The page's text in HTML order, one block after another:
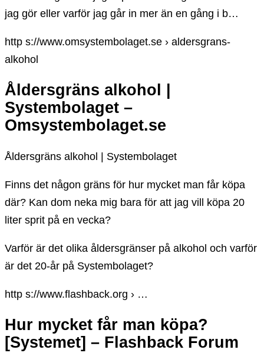
jag gör eller varför jag går in mer än en gång i b…
http s://www.omsystembolaget.se › aldersgrans-
alkohol
Åldersgräns alkohol |
Systembolaget –
Omsystembolaget.se
Åldersgräns alkohol | Systembolaget
Finns det någon gräns för hur mycket man får köpa
där? Kan dom neka mig bara för att jag vill köpa 20
liter sprit på en vecka?
Varför är det olika åldersgränser på alkohol och varför
är det 20-år på Systembolaget?
http s://www.flashback.org › …
Hur mycket får man köpa?
[Systemet] – Flashback Forum